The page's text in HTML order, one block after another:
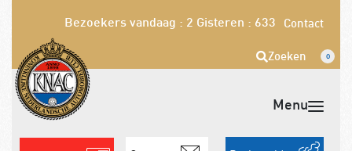
Bezoekers vandaag : 2 Gisteren : 633 Contact
Zoeken 0